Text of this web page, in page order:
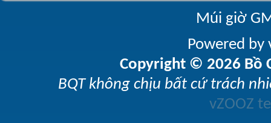
Múi giờ
Powered
Copyright © 2026 Bồ
BQT không chịu bất cứ trách
vZOOZ